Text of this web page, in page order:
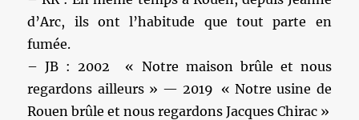
d’Arc, ils ont l’habitude que tout parte en
fumée.
– JB : 2002 « Notre maison brûle et nous
regardons ailleurs » — 2019 « Notre usine de
Rouen brûle et nous regardons Jacques Chirac »